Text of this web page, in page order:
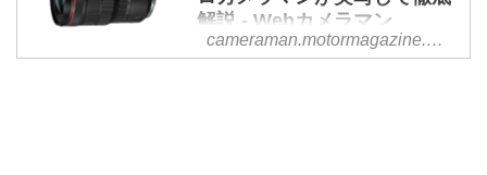
F2.8 STMのカモメレンズなど、
キヤノンはPMo非球面レンズでは
のぼること15年前に出たEF8-
15mm F4 L USMの後継レンズと
解説 - Webカメラマン
キヤノンの超広角ズームレンズ
cameraman.motormagazine.co.jp